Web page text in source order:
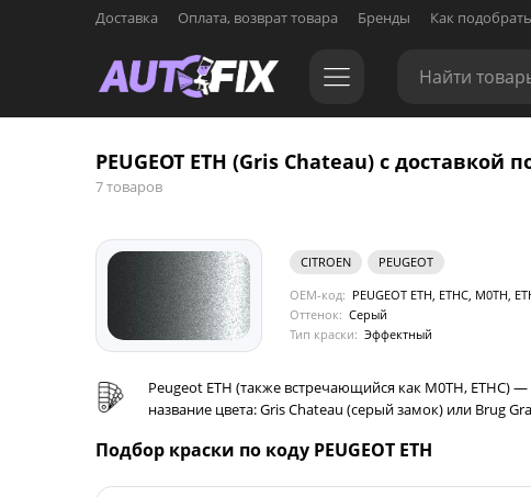
Доставка Оплата, возврат товара Бренды Как
PEUGEOT ETH (Gris Chateau) с доставкой
7 товаров
CITROEN
PEUGEOT
OEM-код: PEUGEOT ETH, ETHC, M0TH,
Оттенок: Серый
Тип краски: Эффектный
Peugeot ETH (также встречающийся как M0TH, ETHC)
название цвета: Gris Chateau (серый замок) или Brug
Подбор краски по коду PEUGEOT ETH